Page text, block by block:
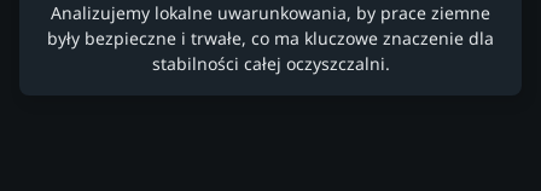
Analizujemy lokalne uwarunkowania, by prace ziemne
były bezpieczne i trwałe, co ma kluczowe znaczenie dla
stabilności całej oczyszczalni.